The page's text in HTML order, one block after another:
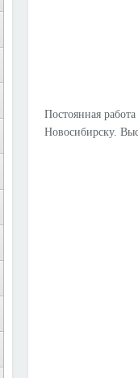
Постоянная
Новосибирску.